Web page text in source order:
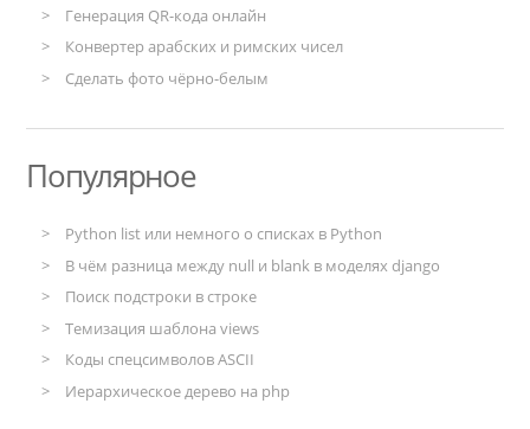
Генерация QR-кода онлайн
Конвертер арабских и римских чисел
Сделать фото чёрно-белым
Популярное
Python list или немного о списках в Python
В чём разница между null и blank в моделях django
Поиск подстроки в строке
Темизация шаблона views
Коды спецсимволов ASCII
Иерархическое дерево на php